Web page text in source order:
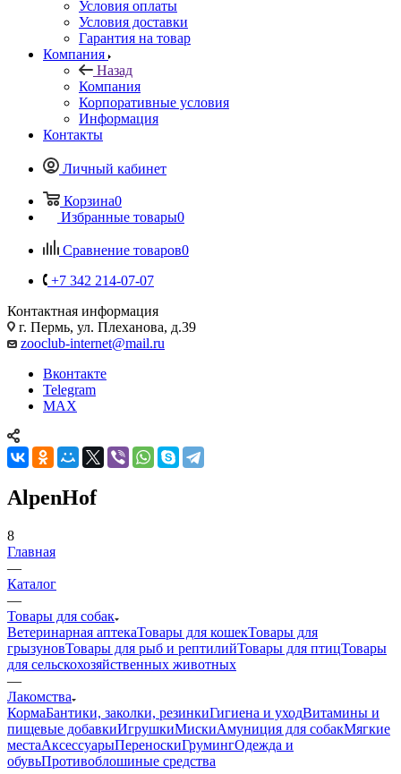
Условия оплаты
Условия доставки
Гарантия на товар
Компания
Назад
Компания
Корпоративные условия
Информация
Контакты
Личный кабинет
Корзина0
Избранные товары0
Сравнение товаров0
+7 342 214-07-07
Контактная информация
г. Пермь, ул. Плеханова, д.39
zooclub-internet@mail.ru
Вконтакте
Telegram
MAX
AlpenHof
8
Главная
—
Каталог
—
Товары для собак
Ветеринарная аптекаТовары для кошекТовары для
грызуновТовары для рыб и рептилийТовары для птицТовары
для сельскохозяйственных животных
—
Лакомства
КормаБантики, заколки, резинкиГигиена и уходВитамины и
пищевые добавкиИгрушкиМискиАмуниция для собакМягкие
местаАксессуарыПереноскиГрумингОдежда и
обувьПротивоблошиные средства